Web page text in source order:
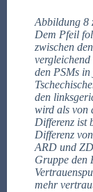
Abbildung 8
Dem Pfeil
zwischen
den PSMs
den
wird als von
Differenz ist
Differenz
ARD und
Gruppe den
mehr